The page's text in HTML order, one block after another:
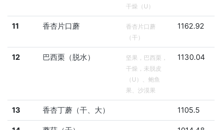
干燥（U）
11 香杏片口蘑
香杏片口蘑
（干）
1162.92
12 巴西栗（脱水）
坚果，巴西栗，
干燥，未脱皮
（U）、鲍鱼
果、沙漠果
1130.04
13 香杏丁蘑（干、大） 1105.5